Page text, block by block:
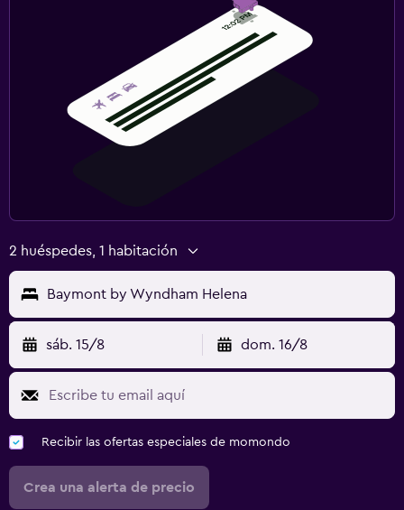
2 huéspedes, 1 habitación
Baymont by Wyndham Helena
sáb. 15/8 dom. 16/8
Recibir las ofertas especiales de momondo
Crea una alerta de precio